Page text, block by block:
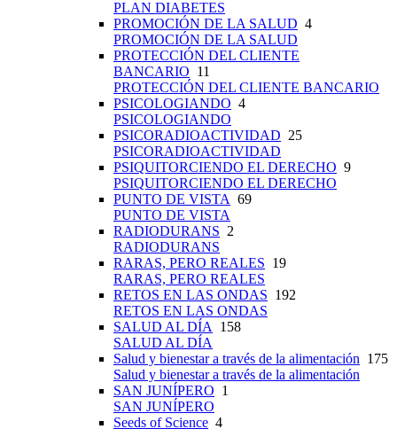
PLAN DIABETES
PROMOCIÓN DE LA SALUD 4
PROMOCIÓN DE LA SALUD
PROTECCIÓN DEL CLIENTE
BANCARIO 11
PROTECCIÓN DEL CLIENTE BANCARIO
PSICOLOGIANDO 4
PSICOLOGIANDO
PSICORADIOACTIVIDAD 25
PSICORADIOACTIVIDAD
PSIQUITORCIENDO EL DERECHO 9
PSIQUITORCIENDO EL DERECHO
PUNTO DE VISTA 69
PUNTO DE VISTA
RADIODURANS 2
RADIODURANS
RARAS, PERO REALES 19
RARAS, PERO REALES
RETOS EN LAS ONDAS 192
RETOS EN LAS ONDAS
SALUD AL DÍA
158
SALUD AL DÍA
Salud y bienestar a través de la alimentación 175
Salud y bienestar a través de la alimentación
SAN JUNÍPERO 1
SAN JUNÍPERO
Seeds of Science 4